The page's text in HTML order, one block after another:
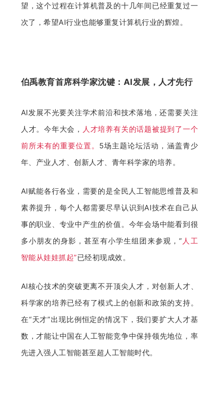
望，这个过程在计算机普及的十几年间已经重复过一
次了，希望AI行业也能够重复计算机行业的辉煌。
伯禹教育首席科学家沈键：AI发展，人才先行
AI发展不光要关注学术前沿和技术落地，还需要关注
人才。今年大会， 人才培养有关的话题被提到了一个
前所未有的重要位置。 5场主题论坛活动，涵盖青少
年、产业人才、创新人才、青年科学家的培养。
AI赋能各行各业，需要的是全民人工智能思维普及和
素养提升，每个人都需要尽早认识到AI技术在自己从
事的职业、专业中产生的价值。今年会场中能看到很
多小朋友的身影，甚至有小学生组团来参观，“人工
智能从娃娃抓起”已经初现成效。
AI核心技术的突破更离不开顶尖人才，对创新人才、
科学家的培养已经有了模式上的创新和政策的支持。
在“天才”出现比例恒定的情况下，我们要扩大人才基
数，才能让中国在人工智能竞争中保持领先地位，率
先进入强人工智能甚至超人工智能时代。